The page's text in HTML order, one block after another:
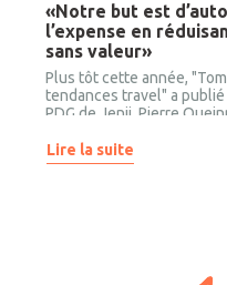
«Notre but est
l’expense en
sans valeur»
Plus tôt cette année,
tendances travel" a
PDG de Jenji, Pierre
Entreprise du secteur
aujourd’hui plusieurs
Queinnec, PDG et
Lire la suite